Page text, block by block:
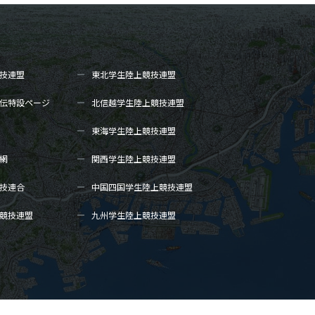
連盟 東北学生陸上競技連盟
特設ページ 北信越学生陸上競技連盟
東海学生陸上競技連盟
関西学生陸上競技連盟
連合 中国四国学生陸上競技連盟
技連盟 九州学生陸上競技連盟